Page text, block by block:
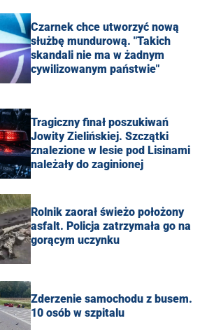
Czarnek chce utworzyć nową
służbę mundurową. "Takich
skandali nie ma w żadnym
cywilizowanym państwie"
Tragiczny finał poszukiwań
Jowity Zielińskiej. Szczątki
znalezione w lesie pod Lisinami
należały do zaginionej
Rolnik zaorał świeżo położony
asfalt. Policja zatrzymała go na
gorącym uczynku
Zderzenie samochodu z busem.
10 osób w szpitalu